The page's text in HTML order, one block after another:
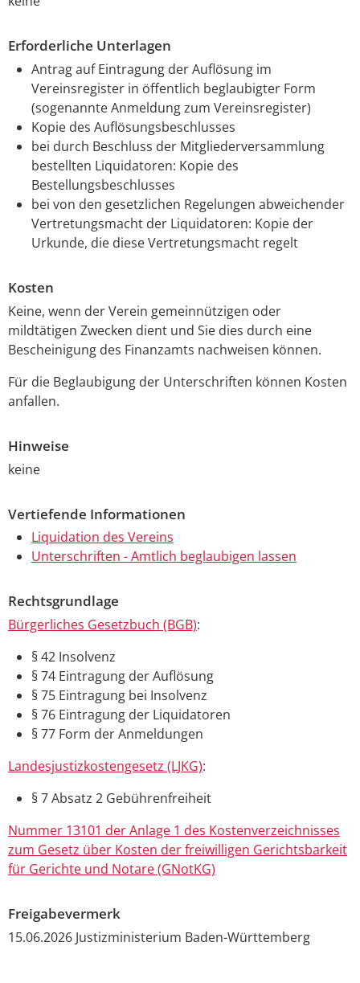
Erforderliche Unterlagen
Antrag auf Eintragung der Auflösung im
Vereinsregister in öffentlich beglaubigter Form
(sogenannte Anmeldung zum Vereinsregister)
Kopie des Auflösungsbeschlusses
bei durch Beschluss der Mitgliederversammlung
bestellten Liquidatoren: Kopie des
Bestellungsbeschlusses
bei von den gesetzlichen Regelungen abweichender
Vertretungsmacht der Liquidatoren: Kopie der
Urkunde, die diese Vertretungsmacht regelt
Kosten
Keine, wenn der Verein gemeinnützigen oder
mildtätigen Zwecken dient und Sie dies durch eine
Bescheinigung des Finanzamts nachweisen können.
Für die Beglaubigung der Unterschriften können Kosten
anfallen.
Hinweise
keine
Vertiefende Informationen
Liquidation des Vereins
Unterschriften - Amtlich beglaubigen lassen
Rechtsgrundlage
Bürgerliches Gesetzbuch (BGB):
§ 42 Insolvenz
§ 74 Eintragung der Auflösung
§ 75 Eintragung bei Insolvenz
§ 76 Eintragung der Liquidatoren
§ 77 Form der Anmeldungen
Landesjustizkostengesetz (LJKG):
§ 7 Absatz 2 Gebührenfreiheit
Nummer 13101 der Anlage 1 des Kostenverzeichnisses
zum Gesetz über Kosten der freiwilligen Gerichtsbarkeit
für Gerichte und Notare (GNotKG)
Freigabevermerk
15.06.2026 Justizministerium Baden-Württemberg